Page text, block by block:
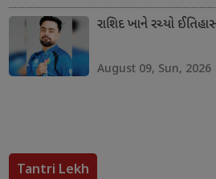
રાશિદ ખાને રચ્યો
August 09, Sun, 2026
Tantri Lekh